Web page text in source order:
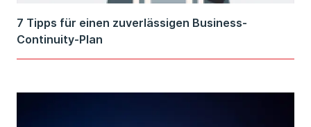
7 Tipps für einen zuverlässigen Business-
Continuity-Plan